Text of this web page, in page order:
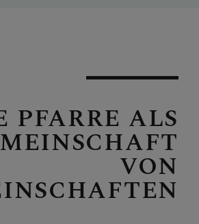
und
aus der Pfarre
PFARRE ALS
VON